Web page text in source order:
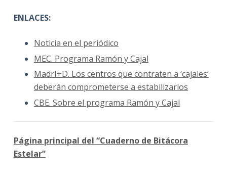
ENLACES:
Noticia en el periódico
MEC. Programa Ramón y Cajal
MadrI+D. Los centros que contraten a ‘cajales’
deberán comprometerse a estabilizarlos
CBE. Sobre el programa Ramón y Cajal
Página principal del “Cuaderno de Bitácora
Estelar”